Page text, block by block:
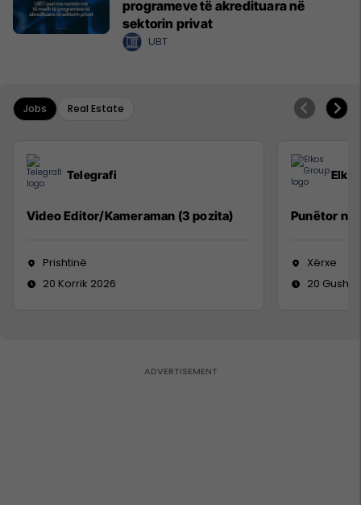
programeve të akredituara në
sektorin privat
UBT
Jobs Real Estate
Telegrafi
Video Editor/Kameraman (3 pozita)
Prishtinë
20 Korrik 2026
Punëtor në
Xërxe
20 Gusht